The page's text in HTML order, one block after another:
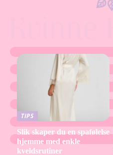
TIPS
Slik skaper du en spafølelse
hjemme med enkle
kveldsrutiner